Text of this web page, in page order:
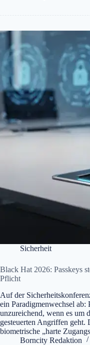
Sicherheit
Black Hat 2026: Passkeys
Pflicht
Auf der
ein Paradigmenwechsel ab:
unzureichend, wenn es um
gesteuerten Angriffen geht.
biometrische „harte
Borncity Redaktion